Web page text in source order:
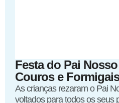
Festa do Pai
Couros e Formigais
As crianças rezaram o Pai
voltados para todos os seus